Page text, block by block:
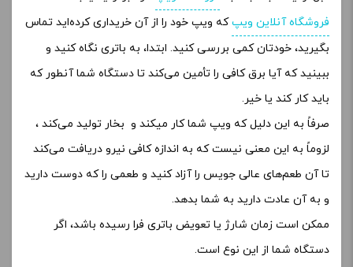
فروشگاه آنلاین ویپکه ویپ خود را از آن خریداری کرده‌اید تماس
بگیرید، خودتان کمی بررسی کنید. ابتدا، به باتری نگاه کنید و
ببینید که آیا برق کافی را تأمین می‌کند تا دستگاه شما آنطور که
باید کار کند یا خیر.
صرفاً به این دلیل که ویپ شما کار میکند و بخار تولید می‌کند ،
لزوماً به این معنی نیست که به اندازه کافی نیرو دریافت می‌کند
تا آن طعم‌های عالی جویس را آزاد کنید و طعمی را که دوست دارید
و به آن عادت دارید به شما بدهد.
ممکن است زمان شارژ یا تعویض باتری فرا رسیده باشد، اگر
دستگاه شما از این نوع است.